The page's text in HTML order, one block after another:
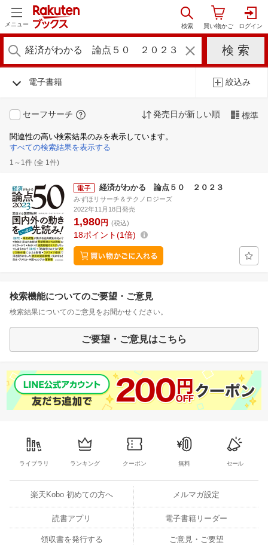
メニュー
電子書籍 絞込み
セーフサーチ 発売日が新しい順 標準
関連性の高い検索結果のみを表示しています。
すべての検索結果を表示する
1～1件 (全 1件)
経済がわかる 論点５０ ２０２３
みずほリサーチ＆テクノロジーズ
2022年11月18日発売
1,980円 (税込)
18ポイント 1倍
検索機能についてのご要望・ご意見
検索結果についてのご意見をお聞かせください。
ご要望・ご意見はこちら
ライブラリ ランキング クーポン 無料 セール
楽天Kobo 初めての方へ メルマガ設定
読書アプリ 電子書籍リーダー
領収書を発行する ご意見・ご要望